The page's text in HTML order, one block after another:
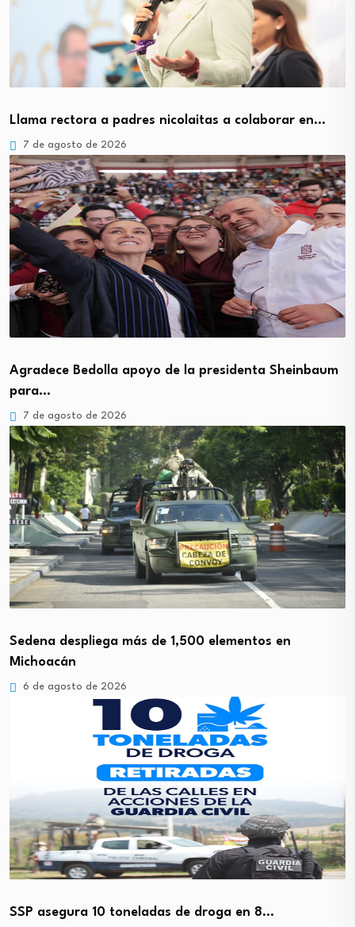
Llama rectora a padres nicolaitas a colaborar en…
7 de agosto de 2026
Agradece Bedolla apoyo de la presidenta Sheinbaum
para…
7 de agosto de 2026
Sedena despliega más de 1,500 elementos en
Michoacán
6 de agosto de 2026
SSP asegura 10 toneladas de droga en 8…